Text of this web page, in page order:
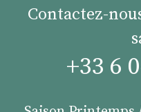
Contactez-
+33 6